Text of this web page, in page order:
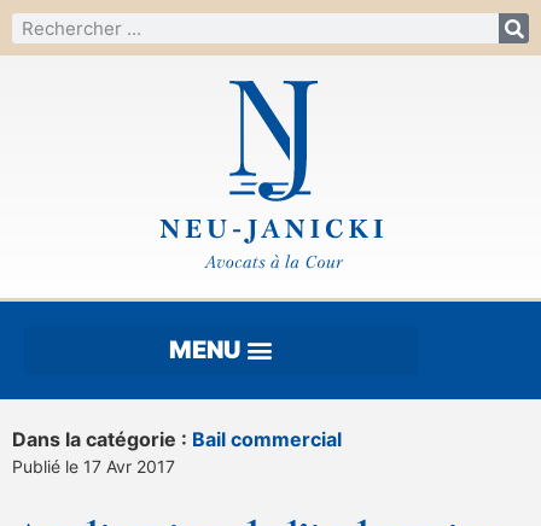
Dans la catégorie : Bail commercial
Publié le 17 Avr 2017